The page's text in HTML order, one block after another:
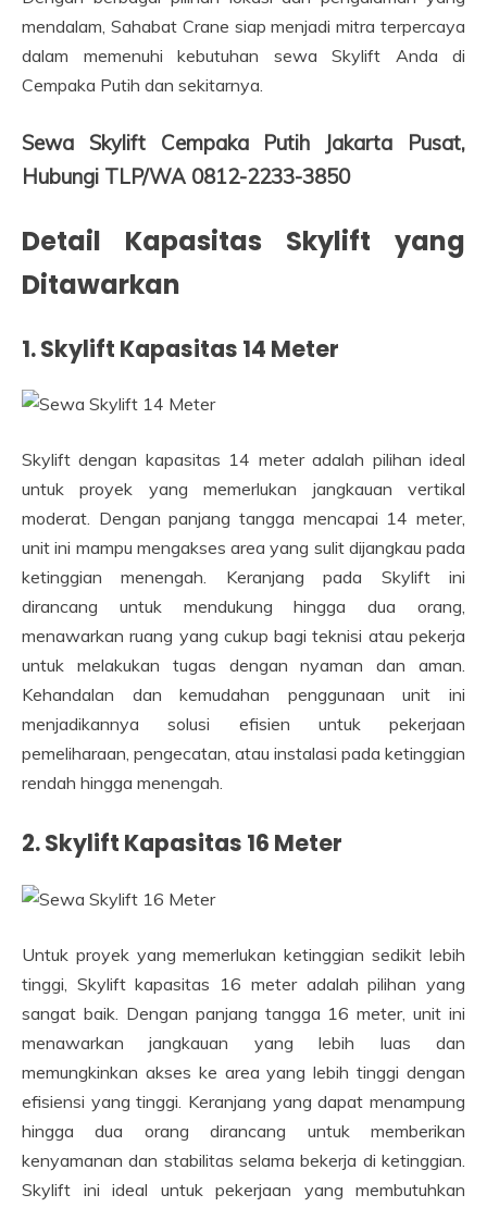
mendalam, Sahabat Crane siap menjadi mitra terpercaya
dalam memenuhi kebutuhan sewa Skylift Anda di
Cempaka Putih dan sekitarnya.
Sewa Skylift Cempaka Putih Jakarta Pusat,
Hubungi TLP/WA 0812-2233-3850
Detail Kapasitas Skylift yang
Ditawarkan
1. Skylift Kapasitas 14 Meter
Skylift dengan kapasitas 14 meter adalah pilihan ideal
untuk proyek yang memerlukan jangkauan vertikal
moderat. Dengan panjang tangga mencapai 14 meter,
unit ini mampu mengakses area yang sulit dijangkau pada
ketinggian menengah. Keranjang pada Skylift ini
dirancang untuk mendukung hingga dua orang,
menawarkan ruang yang cukup bagi teknisi atau pekerja
untuk melakukan tugas dengan nyaman dan aman.
Kehandalan dan kemudahan penggunaan unit ini
menjadikannya solusi efisien untuk pekerjaan
pemeliharaan, pengecatan, atau instalasi pada ketinggian
rendah hingga menengah.
2. Skylift Kapasitas 16 Meter
Untuk proyek yang memerlukan ketinggian sedikit lebih
tinggi, Skylift kapasitas 16 meter adalah pilihan yang
sangat baik. Dengan panjang tangga 16 meter, unit ini
menawarkan jangkauan yang lebih luas dan
memungkinkan akses ke area yang lebih tinggi dengan
efisiensi yang tinggi. Keranjang yang dapat menampung
hingga dua orang dirancang untuk memberikan
kenyamanan dan stabilitas selama bekerja di ketinggian.
Skylift ini ideal untuk pekerjaan yang membutuhkan